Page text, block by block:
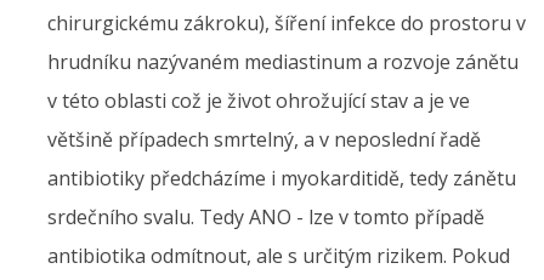
chirurgickému zákroku), šíření infekce do prostoru v
hrudníku nazývaném mediastinum a rozvoje zánětu
v této oblasti což je život ohrožující stav a je ve
většině případech smrtelný, a v neposlední řadě
antibiotiky předcházíme i myokarditidě, tedy zánětu
srdečního svalu. Tedy ANO - lze v tomto případě
antibiotika odmítnout, ale s určitým rizikem. Pokud